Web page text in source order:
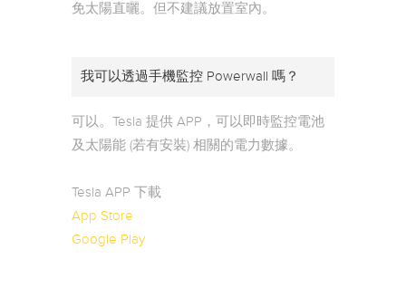
免太陽直曬。但不建議放置室內。
我可以透過手機監控 Powerwall 嗎？
可以。Tesla 提供 APP，可以即時監控電池
及太陽能 (若有安裝) 相關的電力數據。
Tesla APP 下載
App Store
Google Play